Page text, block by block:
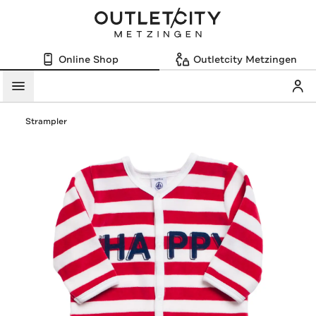
Online Shop Outletcity Metzingen
Menü
Strampler